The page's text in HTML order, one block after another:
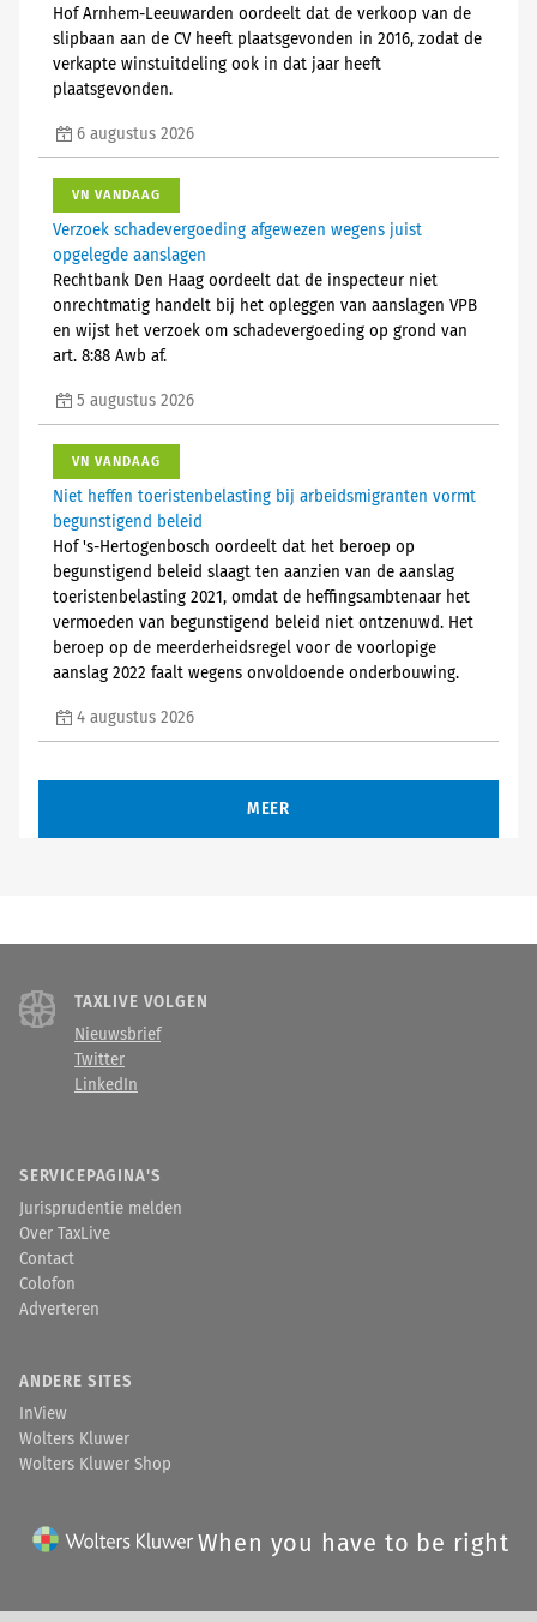
Hof Arnhem-Leeuwarden oordeelt dat de verkoop van de
slipbaan aan de CV heeft plaatsgevonden in 2016, zodat de
verkapte winstuitdeling ook in dat jaar heeft
plaatsgevonden.
6 augustus 2026
VN VANDAAG
Verzoek schadevergoeding afgewezen wegens juist
opgelegde aanslagen
Rechtbank Den Haag oordeelt dat de inspecteur niet
onrechtmatig handelt bij het opleggen van aanslagen VPB
en wijst het verzoek om schadevergoeding op grond van
art. 8:88 Awb af.
5 augustus 2026
VN VANDAAG
Niet heffen toeristenbelasting bij arbeidsmigranten vormt
begunstigend beleid
Hof 's-Hertogenbosch oordeelt dat het beroep op
begunstigend beleid slaagt ten aanzien van de aanslag
toeristenbelasting 2021, omdat de heffingsambtenaar het
vermoeden van begunstigend beleid niet ontzenuwd. Het
beroep op de meerderheidsregel voor de voorlopige
aanslag 2022 faalt wegens onvoldoende onderbouwing.
4 augustus 2026
MEER
TAXLIVE VOLGEN
Nieuwsbrief
Twitter
LinkedIn
SERVICEPAGINA'S
Jurisprudentie melden
Over TaxLive
Contact
Colofon
Adverteren
ANDERE SITES
InView
Wolters Kluwer
Wolters Kluwer Shop
When you have to be right